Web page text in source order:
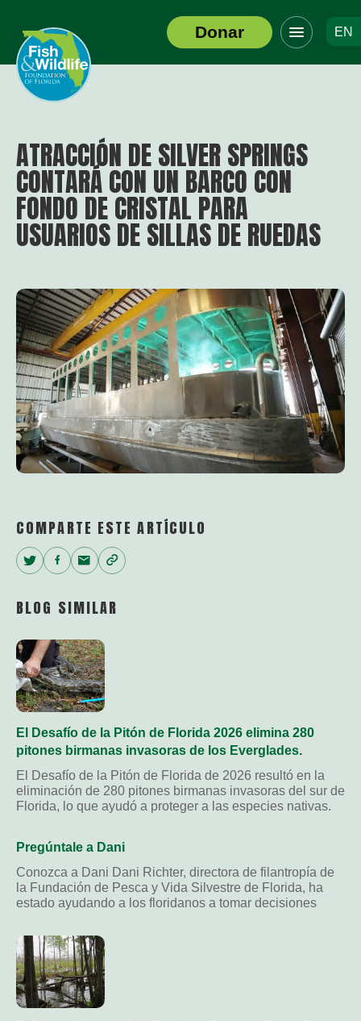
Logotipo
del
encabezado
Donar
Haga
clic
para
alternar
EN
ATRACCIÓN DE SILVER SPRINGS
CONTARÁ CON UN BARCO CON
FONDO DE CRISTAL PARA
USUARIOS DE SILLAS DE RUEDAS
COMPARTE ESTE ARTÍCULO
Twitter
Facebook
EmailCopy
BLOG SIMILAR
El Desafío de la Pitón de Florida 2026 elimina 280
pitones birmanas invasoras de los Everglades.
El Desafío de la Pitón de Florida de 2026 resultó en la
eliminación de 280 pitones birmanas invasoras del sur de
Florida, lo que ayudó a proteger a las especies nativas.
Pregúntale a Dani
Conozca a Dani Dani Richter, directora de filantropía de
la Fundación de Pesca y Vida Silvestre de Florida, ha
estado ayudando a los floridanos a tomar decisiones